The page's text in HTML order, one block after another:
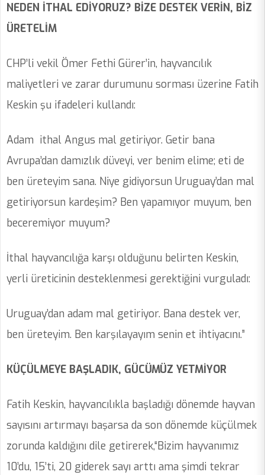
NEDEN İTHAL EDİYORUZ? BİZE DESTEK VERİN, BİZ
ÜRETELİM
CHP’li vekil Ömer Fethi Gürer’in, hayvancılık
maliyetleri ve zarar durumunu sorması üzerine Fatih
Keskin şu ifadeleri kullandı:
Adam ithal Angus mal getiriyor. Getir bana
Avrupa’dan damızlık düveyi, ver benim elime; eti de
ben üreteyim sana. Niye gidiyorsun Uruguay’dan mal
getiriyorsun kardeşim? Ben yapamıyor muyum, ben
beceremiyor muyum?
İthal hayvancılığa karşı olduğunu belirten Keskin,
yerli üreticinin desteklenmesi gerektiğini vurguladı:
Uruguay’dan adam mal getiriyor. Bana destek ver,
ben üreteyim. Ben karşılayayım senin et ihtiyacını.”
KÜÇÜLMEYE BAŞLADIK, GÜCÜMÜZ YETMİYOR
Fatih Keskin, hayvancılıkla başladığı dönemde hayvan
sayısını artırmayı başarsa da son dönemde küçülmek
zorunda kaldığını dile getirerek,“Bizim hayvanımız
10’du, 15’ti, 20 giderek sayı arttı ama şimdi tekrar